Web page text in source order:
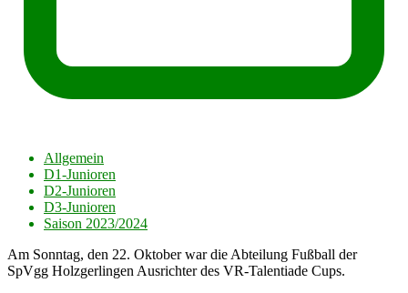
Allgemein
D1-Junioren
D2-Junioren
D3-Junioren
Saison 2023/2024
Am Sonntag, den 22. Oktober war die Abteilung Fußball der
SpVgg Holzgerlingen Ausrichter des VR-Talentiade Cups.